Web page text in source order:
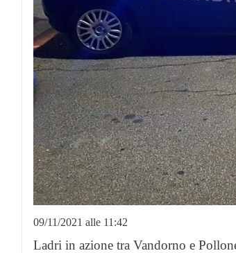
09/11/2021 alle 11:42
Ladri in azione tra Vandorno e